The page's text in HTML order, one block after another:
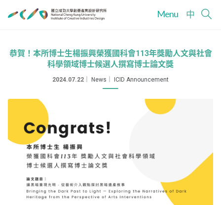
Menu 中
恭賀！本所博士生楊振興榮獲國科會113年獎勵人文與社會
科學領域博士候選人撰寫博士論文獎
2024.07.22 News ICID Announcement